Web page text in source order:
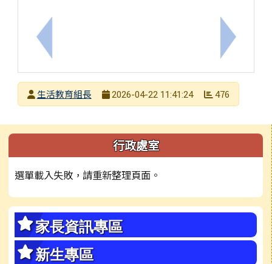
上一筆：轉知本市114學年度代表參加「校園健康主
下一筆：
發布者生活教育組長
2026-04-22 11:41:24 476
左邊區域內容 行政處室
選單載入失敗，請重新整理頁面。
家長資訊專區
新生專區